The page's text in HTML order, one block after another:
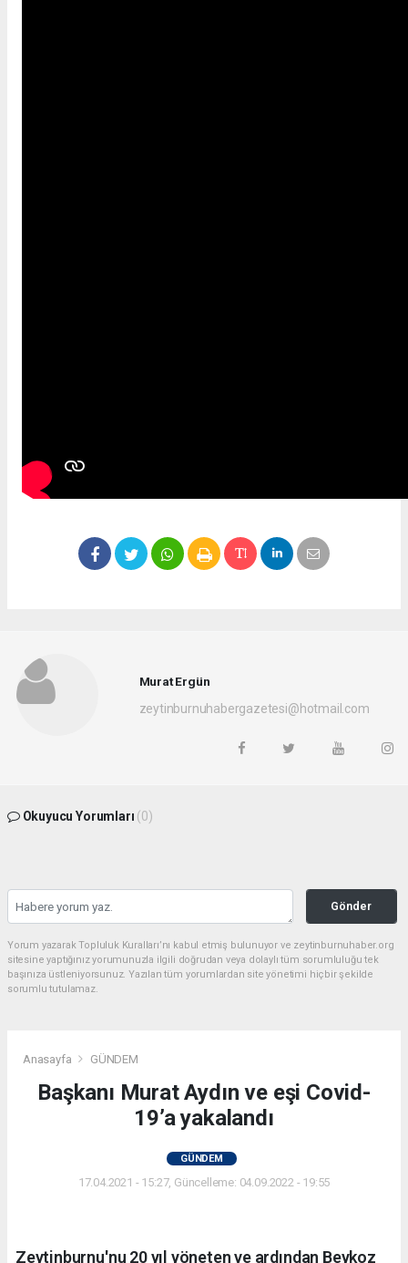
Murat Ergün
zeytinburnuhabergazetesi@hotmail.com
Okuyucu Yorumları (0)
Gönder
Yorum yazarak Topluluk Kuralları’nı kabul etmiş bulunuyor ve zeytinburnuhaber.org
sitesine yaptığınız yorumunuzla ilgili doğrudan veya dolaylı tüm sorumluluğu tek
başınıza üstleniyorsunuz. Yazılan tüm yorumlardan site yönetimi hiçbir şekilde
sorumlu tutulamaz.
Anasayfa GÜNDEM
Başkanı Murat Aydın ve eşi Covid-
19’a yakalandı
GÜNDEM
17.04.2021 - 15:27, Güncelleme: 04.09.2022 - 19:55
Zeytinburnu'nu 20 yıl yöneten ve ardından Beykoz